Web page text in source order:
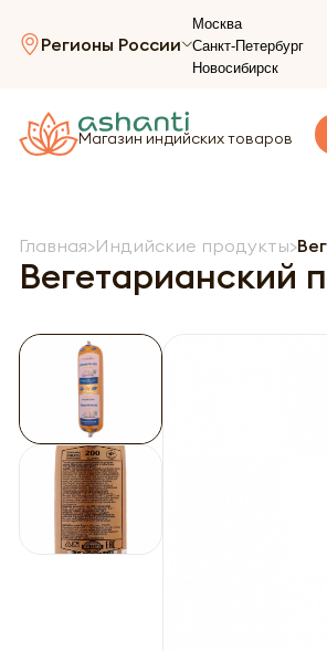
Регионы России
Москва
Санкт-Петербург
Новосибирск
Магазин индийских товаров
Главная Индийские продукты
Вегетарианский